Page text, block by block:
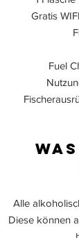
Gratis
Fuel
Alle
Diese können